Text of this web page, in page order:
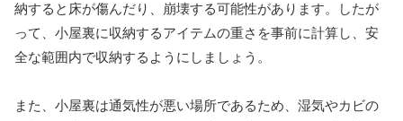
納すると床が傷んだり、崩壊する可能性があります。したが
って、小屋裏に収納するアイテムの重さを事前に計算し、安
全な範囲内で収納するようにしましょう。
また、小屋裏は通気性が悪い場所であるため、湿気やカビの